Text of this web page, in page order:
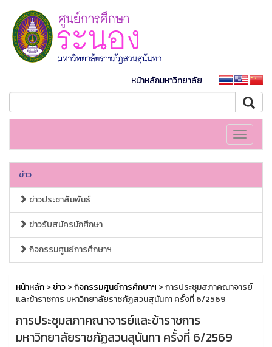
หน้าหลักมหาวิทยาลัย
Toggle
ข่าว
ข่าวประชาสัมพันธ์
ข่าวรับสมัครนักศึกษา
กิจกรรมศูนย์การศึกษาฯ
หน้าหลัก>ข่าว>กิจกรรมศูนย์การศึกษาฯ > การประชุมสภาคณาจารย์
และข้าราชการ มหาวิทยาลัยราชภัฏสวนสุนันทา ครั้งที่ 6/2569
การประชุมสภาคณาจารย์และข้าราชการ
มหาวิทยาลัยราชภัฏสวนสุนันทา ครั้งที่ 6/2569